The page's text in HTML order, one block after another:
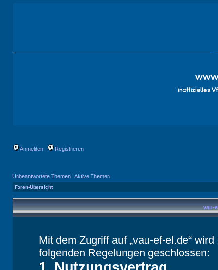
Anmelden Registrieren
Unbeantwortete Themen | Aktive Themen
Foren-Übersicht
vau-
Mit dem Zugriff auf „vau-ef-el.de“
folgenden Regelungen geschlossen: